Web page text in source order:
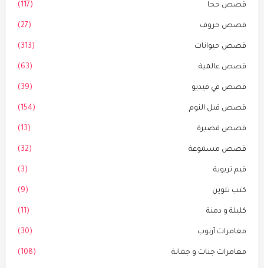
قصص جحا (117)
قصص حروف (27)
قصص حيوانات (313)
قصص عالمية (63)
قصص في فيديو (39)
قصص قبل النوم (154)
قصص قصيرة (13)
قصص مسموعة (32)
قيم تربوية (3)
كتب تلوين (9)
كليلة و دمنة (11)
مغامرات أرنوب (30)
مغامرات جنات و جمانة (108)